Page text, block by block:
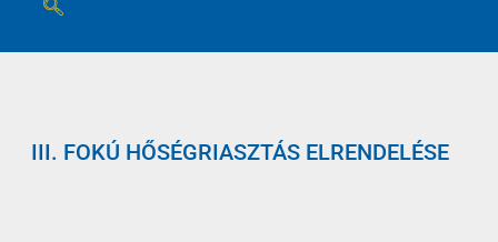
III. FOKÚ HŐSÉGRIASZTÁS ELRENDELÉSE